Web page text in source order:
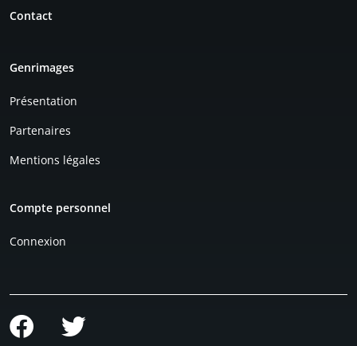
Contact
Genrimages
Présentation
Partenaires
Mentions légales
Compte personnel
Connexion